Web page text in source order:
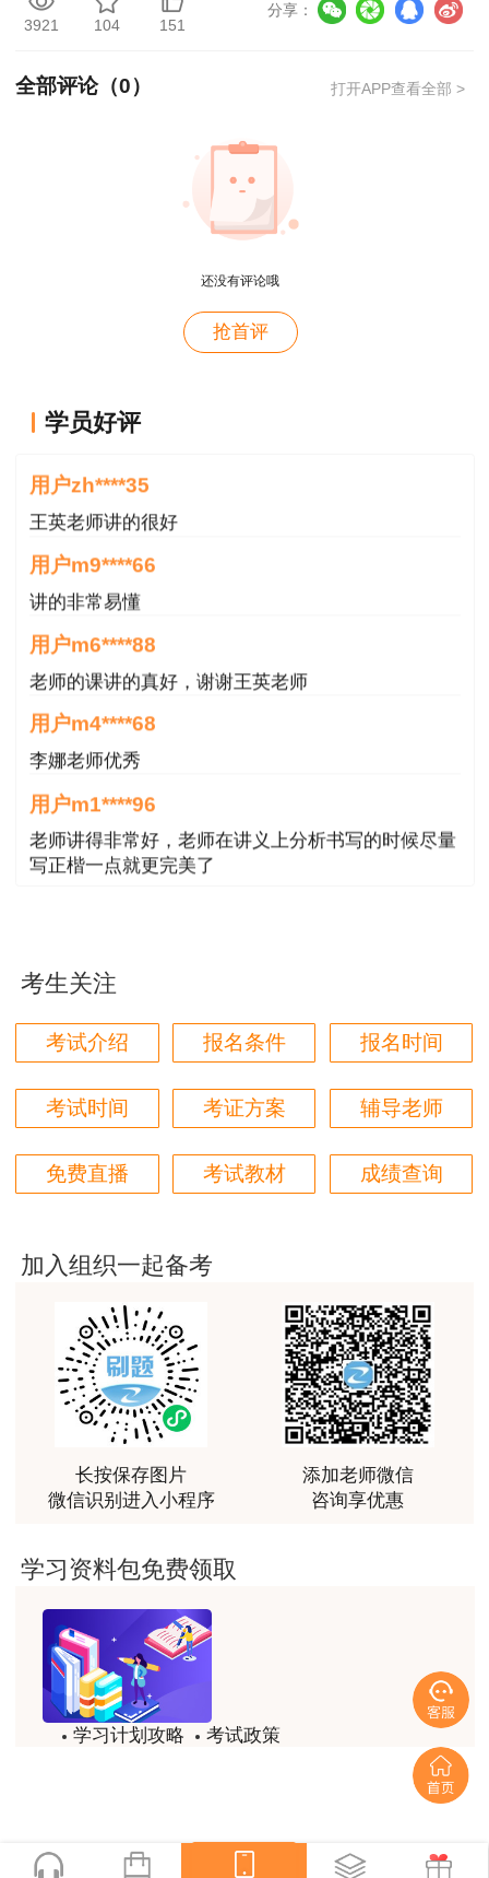
方案
3921 104 151
分享：
全部评论（0） 打开APP查看全部 >
还没有评论哦
抢首评
学员好评
用户m1****68
用户zh****35
王英老师讲的很好
用户m9****66
讲的非常易懂
用户m6****88
老师的课讲的真好，谢谢王英老师
用户m4****68
李娜老师优秀
用户m1****96
老师讲得非常好，老师在讲义上分析书写的时候尽量
写正楷一点就更完美了
用户85****06
真的是把学习变成自己能理解的语言最重要！
用户m1****88
太喜欢王英老师了
平台历史购买的课程，老师讲的多非常好
老师讲的很细致很认真，课件准备充分也非常有耐
用户m0****88
最棒的预习课
用户m2****66
越听越觉得好
用户m2****66
非常非常非常非常棒！！!！
用户m2****66
非常非常非常非常棒！！!！
土建计量这门课我听了门金瑞和孙琦两位老师的课
试，非常感谢两位老师的课程。
考生关注
考试介绍 报名条件 报名时间
考试时间 考证方案 辅导老师
免费直播 考试教材 成绩查询
加入组织一起备考
长按保存图片
微信识别进入小程序
添加老师微信
咨询享优惠
学习资料包免费领取
学习计划攻略
考试政策